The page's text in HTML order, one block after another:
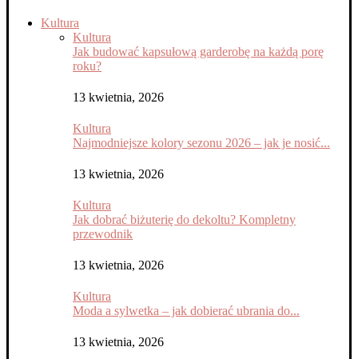
Kultura
Kultura
Jak budować kapsułową garderobę na każdą porę
roku?
13 kwietnia, 2026
Kultura
Najmodniejsze kolory sezonu 2026 – jak je nosić...
13 kwietnia, 2026
Kultura
Jak dobrać biżuterię do dekoltu? Kompletny
przewodnik
13 kwietnia, 2026
Kultura
Moda a sylwetka – jak dobierać ubrania do...
13 kwietnia, 2026